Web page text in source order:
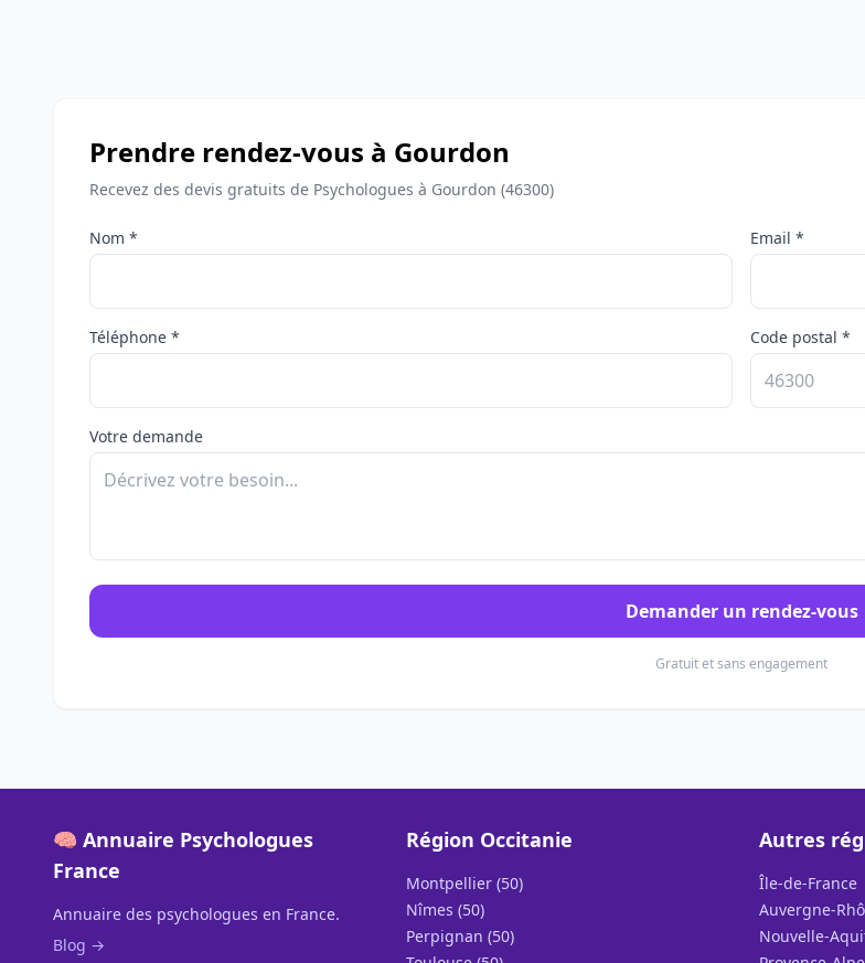
Prendre rendez-vous à Gourdon
Recevez des devis gratuits de Psychologues à Gourdon (46300)
Nom * Email *
Téléphone * Code postal *
Votre demande
Demander un rendez-vous
Gratuit et sans engagement
🧠 Annuaire Psychologues
France
Annuaire des psychologues en France.
Blog →
Région Occitanie
Montpellier (50)
Nîmes (50)
Perpignan (50)
Autres
Île-de-France
Auvergne-
Nouvelle-